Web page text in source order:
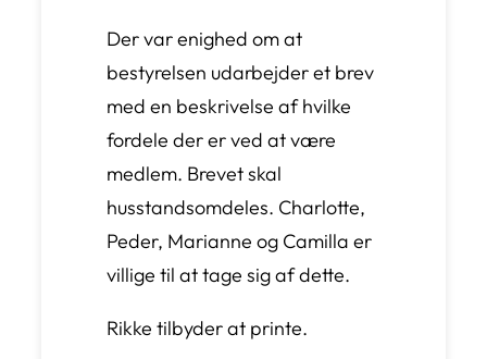
Der var enighed om at
bestyrelsen udarbejder et brev
med en beskrivelse af hvilke
fordele der er ved at være
medlem. Brevet skal
husstandsomdeles. Charlotte,
Peder, Marianne og Camilla er
villige til at tage sig af dette.
Rikke tilbyder at printe.